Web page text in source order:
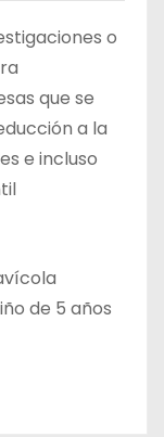
o
que se
a la
e incluso
de 5 años